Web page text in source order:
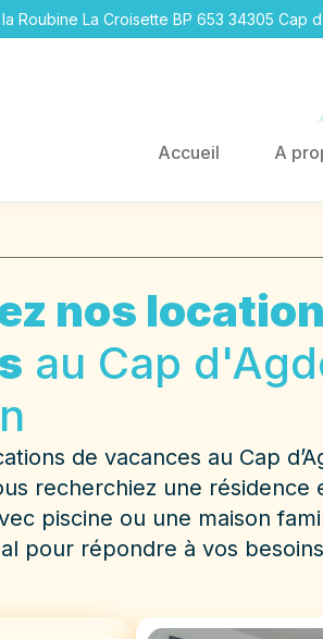
Roubine La Croisette BP 653 34305 Cap
Accueil A
nos
au Cap
de vacances au Cap
recherchiez une résidence
piscine ou une maison
pour répondre à vos